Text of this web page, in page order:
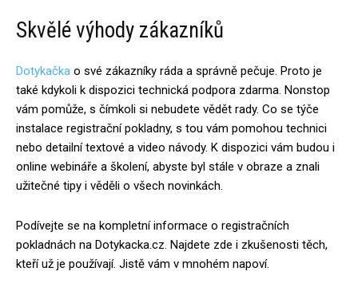
Skvělé výhody zákazníků
Dotykačka o své zákazníky ráda a správně pečuje. Proto je
také kdykoli k dispozici technická podpora zdarma. Nonstop
vám pomůže, s čímkoli si nebudete vědět rady. Co se týče
instalace registrační pokladny, s tou vám pomohou technici
nebo detailní textové a video návody. K dispozici vám budou i
online webináře a školení, abyste byl stále v obraze a znali
užitečné tipy i věděli o všech novinkách.
Podívejte se na kompletní informace o registračních
pokladnách na Dotykacka.cz. Najdete zde i zkušenosti těch,
kteří už je používají. Jistě vám v mnohém napoví.